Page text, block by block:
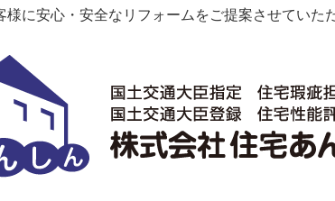
様に安心・安全なリフォームをご提案させていた